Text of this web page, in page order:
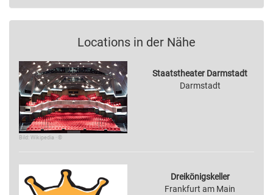
Locations in der Nähe
Bild: Wikipedia · ©
Staatstheater Darmstadt
Darmstadt
Dreikönigskeller
Frankfurt am Main